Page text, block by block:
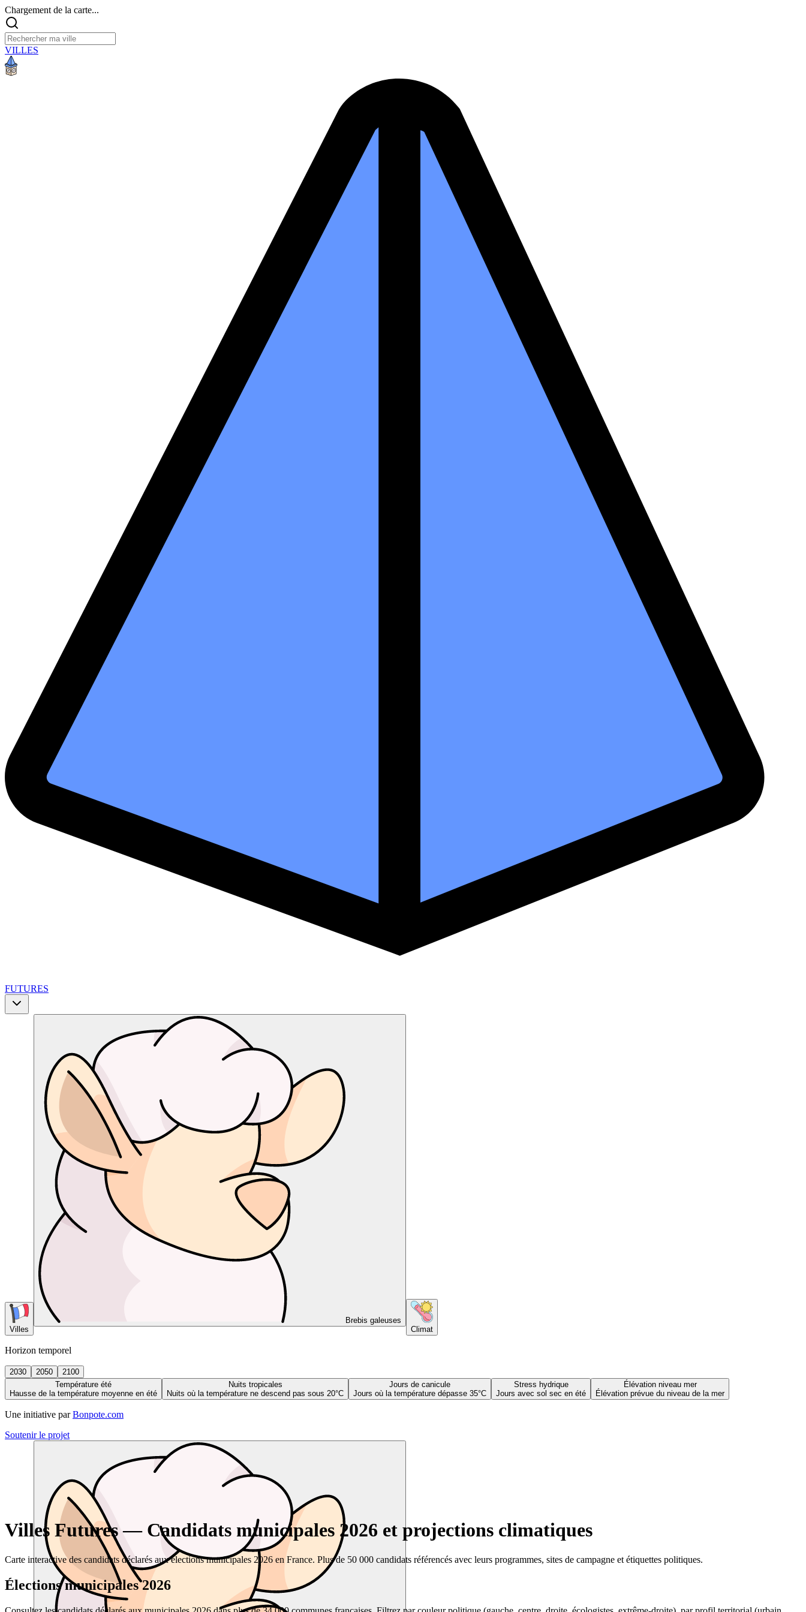
Chargement de la carte...
VILLES
FUTURES
Villes
Brebis galeuses
Climat
Horizon temporel
2030 2050
2100
Température été
Hausse de la température moyenne en été
Nuits tropicales
Nuits où la température ne descend pas sous 20°C
Jours de canicule
Jours où la température dépasse 35°C
Stress hydrique
Jours avec sol sec en été
Élévation niveau mer
Élévation prévue du niveau de la mer
Une initiative par Bonpote.com
Soutenir le projet
Villes Futures — Candidats municipales 2026 et projections climatiques
Carte interactive des candidats déclarés aux élections municipales 2026 en France. Plus de 50 000 candidats référencés avec leurs programmes, sites de campagne et étiquettes politiques.
Élections municipales 2026